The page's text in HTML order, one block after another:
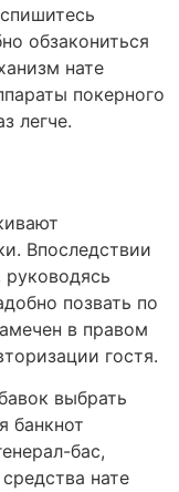
обзакониться
нате
покерного
легче.
Впоследствии
позвать по
в правом
гостя.
выбрать
банкнот
бас,
нате